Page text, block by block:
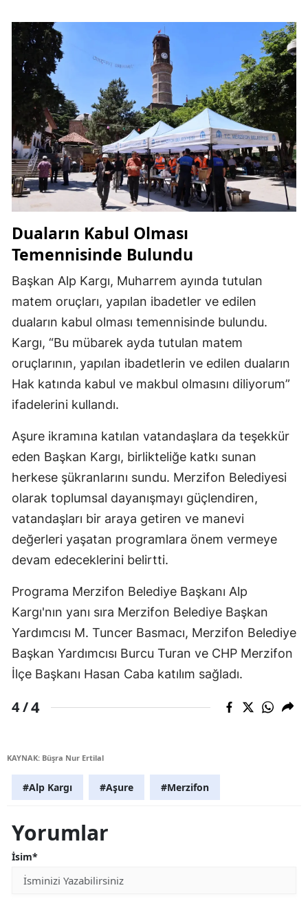
Duaların Kabul Olması
Temennisinde Bulundu
Başkan Alp Kargı, Muharrem ayında tutulan
matem oruçları, yapılan ibadetler ve edilen
duaların kabul olması temennisinde bulundu.
Kargı, “Bu mübarek ayda tutulan matem
oruçlarının, yapılan ibadetlerin ve edilen duaların
Hak katında kabul ve makbul olmasını diliyorum”
ifadelerini kullandı.
Aşure ikramına katılan vatandaşlara da teşekkür
eden Başkan Kargı, birlikteliğe katkı sunan
herkese şükranlarını sundu. Merzifon Belediyesi
olarak toplumsal dayanışmayı güçlendiren,
vatandaşları bir araya getiren ve manevi
değerleri yaşatan programlara önem vermeye
devam edeceklerini belirtti.
Programa Merzifon Belediye Başkanı Alp
Kargı'nın yanı sıra Merzifon Belediye Başkan
Yardımcısı M. Tuncer Basmacı, Merzifon Belediye
Başkan Yardımcısı Burcu Turan ve CHP Merzifon
İlçe Başkanı Hasan Caba katılım sağladı.
4 /4
KAYNAK: Büşra Nur Ertilal
#Alp Kargı #Aşure #Merzifon
Yorumlar
İsim*